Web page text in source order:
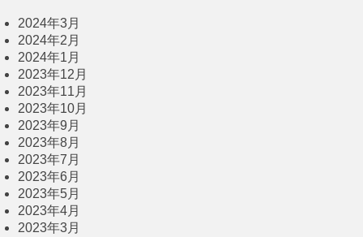
2024年3月
2024年2月
2024年1月
2023年12月
2023年11月
2023年10月
2023年9月
2023年8月
2023年7月
2023年6月
2023年5月
2023年4月
2023年3月